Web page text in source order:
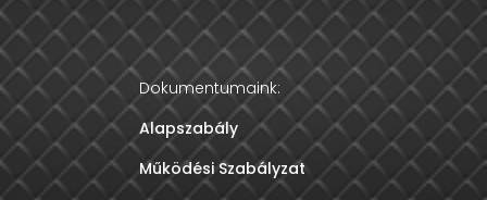
Dokumentumaink:
Alapszabály
Működési Szabályzat